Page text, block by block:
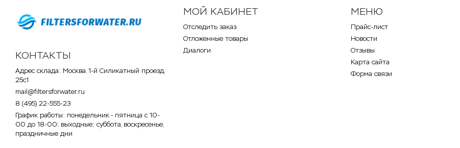
КОНТАКТЫ
Адрес склада: Москва, 1-й Силикатный проезд,
25с1
mail@filtersforwater.ru
8 (495) 22-555-23
График работы: понедельник - пятница с 10-
00 до 18-00; выходные: суббота, воскресенье,
праздничные дни
МОЙ КАБИНЕТ
Отследить заказ
Отложенные товары
Диалоги
МЕНЮ
Прайс-лист
Новости
Отзывы
Карта сайта
Форма связи